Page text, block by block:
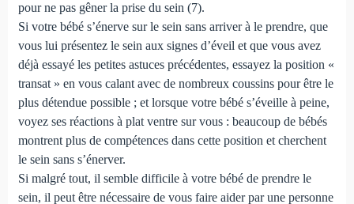
pour ne pas gêner la prise du sein (7).
Si votre bébé s’énerve sur le sein sans arriver à le prendre, que
vous lui présentez le sein aux signes d’éveil et que vous avez
déjà essayé les petites astuces précédentes, essayez la position «
transat » en vous calant avec de nombreux coussins pour être le
plus détendue possible ; et lorsque votre bébé s’éveille à peine,
voyez ses réactions à plat ventre sur vous : beaucoup de bébés
montrent plus de compétences dans cette position et cherchent
le sein sans s’énerver.
Si malgré tout, il semble difficile à votre bébé de prendre le
sein, il peut être nécessaire de vous faire aider par une personne